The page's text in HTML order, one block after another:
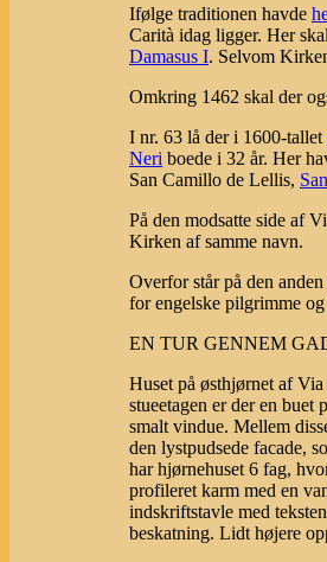
Ifølge traditionen havde
Carità idag ligger. Her skal
Damasus I. Selvom
Omkring 1462 skal der
I nr. 63 lå der i 1600-tallet
Neri boede i 32 år. Her
San Camillo de Lellis,
På den modsatte side af
Kirken af samme navn.
Overfor står på den
for engelske pilgrimme
EN TUR GENNEM
Huset på østhjørnet af
stueetagen er der en
smalt vindue. Mellem
den lystpudsede facade,
har hjørnehuset 6 fag,
profileret karm med en
indskriftstavle med
beskatning. Lidt højere